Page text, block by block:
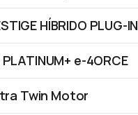
HÍBRIDO PLUG-IN
PLATINUM+ e-4ORCE
Twin Motor